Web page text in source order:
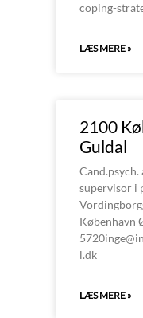
coping-
LÆS MERE »
2100
Guldal
Cand.psych.
supervisor i
København
l.dk
LÆS MERE »